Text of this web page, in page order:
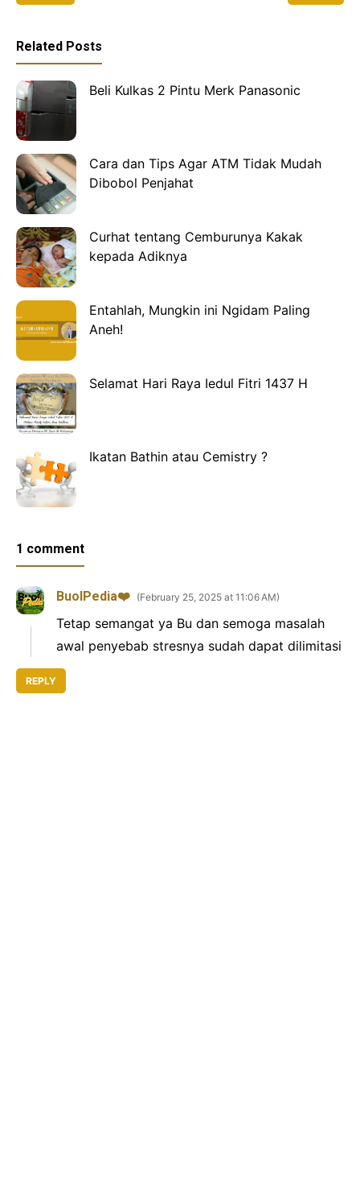
Related Posts
Beli Kulkas 2 Pintu Merk Panasonic
Cara dan Tips Agar ATM Tidak Mudah
Dibobol Penjahat
Curhat tentang Cemburunya Kakak
kepada Adiknya
Entahlah, Mungkin ini Ngidam Paling
Aneh!
Selamat Hari Raya Iedul Fitri 1437 H
Ikatan Bathin atau Cemistry ?
1 comment
BuolPedia❤️ February 25, 2025 at 11:06 AM
Tetap semangat ya Bu dan semoga masalah
awal penyebab stresnya sudah dapat dilimitasi
REPLY